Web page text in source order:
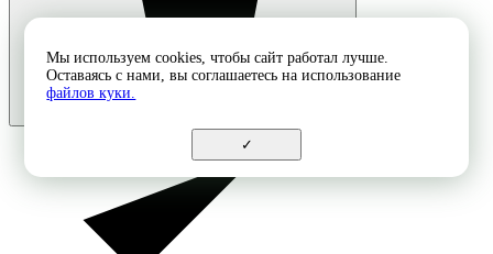
Мы используем cookies, чтобы сайт работал лучше.
Оставаясь с нами, вы соглашаетесь на использование
файлов куки.
✓